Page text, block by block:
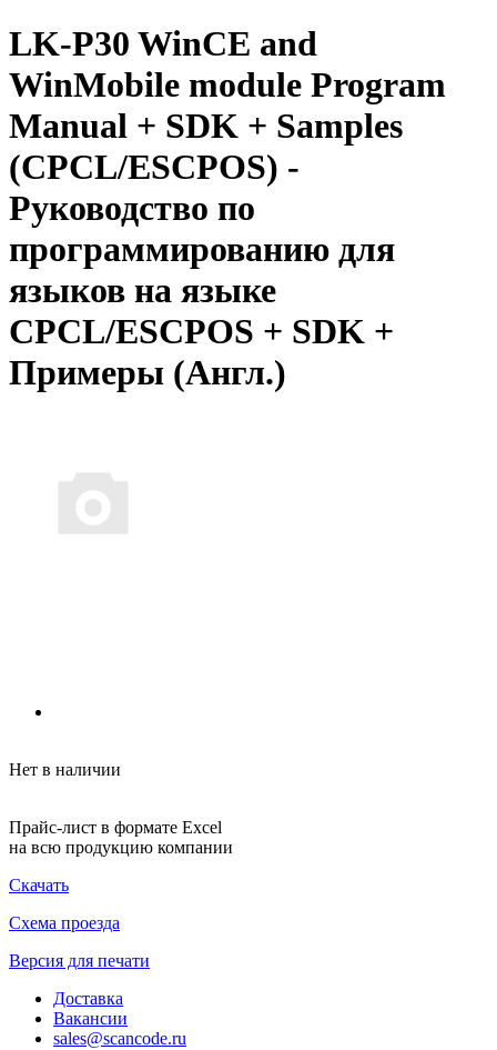
LK-P30 WinCE and
WinMobile module Program
Manual + SDK + Samples
(CPCL/ESCPOS) -
Руководство по
программированию для
языков на языке
CPCL/ESCPOS + SDK +
Примеры (Англ.)
Нет в наличии
Прайс-лист в формате Excel
на всю продукцию компании
Скачать
Схема проезда
Версия для печати
Доставка
Вакансии
sales@scancode.ru